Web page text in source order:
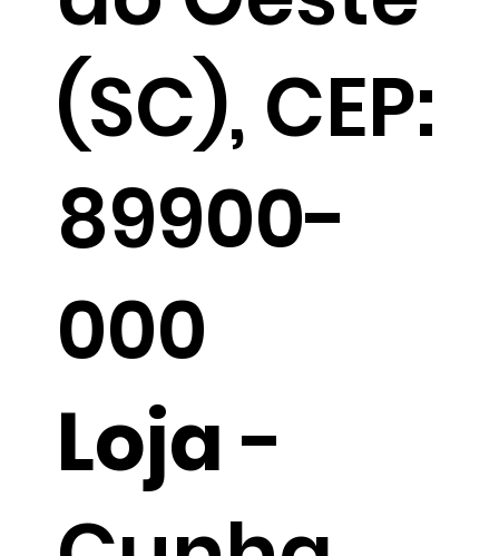
(SC), CEP:
89900-
000
Loja-